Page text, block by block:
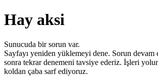
Hay aksi
Sunucuda bir sorun var.
Sayfayı yeniden yüklemeyi dene. Sorun devam
sonra tekrar denemeni tavsiye ederiz. İşleri
koldan çaba sarf ediyoruz.